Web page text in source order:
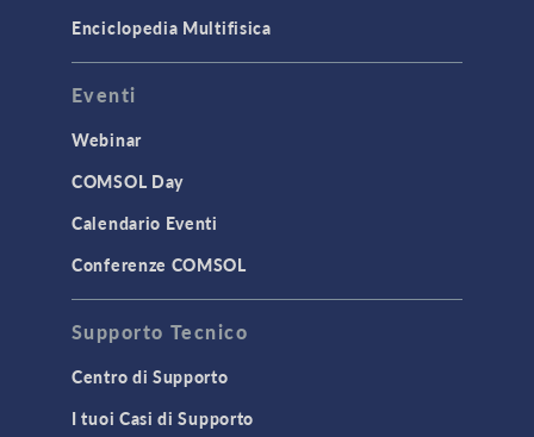
Enciclopedia Multifisica
Eventi
Webinar
COMSOL Day
Calendario Eventi
Conferenze COMSOL
Supporto Tecnico
Centro di Supporto
I tuoi Casi di Supporto